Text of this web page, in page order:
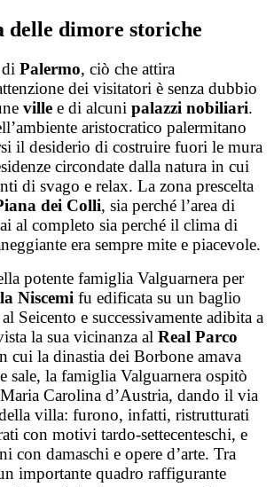
delle dimore storiche
Palermo, ciò che attira
dei visitatori è senza dubbio
ville e di alcuni palazzi nobiliari.
aristocratico palermitano
il desiderio di costruire fuori le mura
circondate dalla natura in cui
di svago e relax. La zona prescelta
dei Colli, sia perché l’area di
al completo sia perché il clima di
era sempre mite e piacevole.
potente famiglia Valguarnera per
Niscemi fu edificata su un baglio
Seicento e successivamente adibita a
la sua vicinanza al Real Parco
cui la dinastia dei Borbone amava
sale, la famiglia Valguarnera ospitò
Carolina d’Austria, dando il via
villa: furono, infatti, ristrutturati
con motivi tardo-settecenteschi, e
con damaschi e opere d’arte. Tra
importante quadro raffigurante